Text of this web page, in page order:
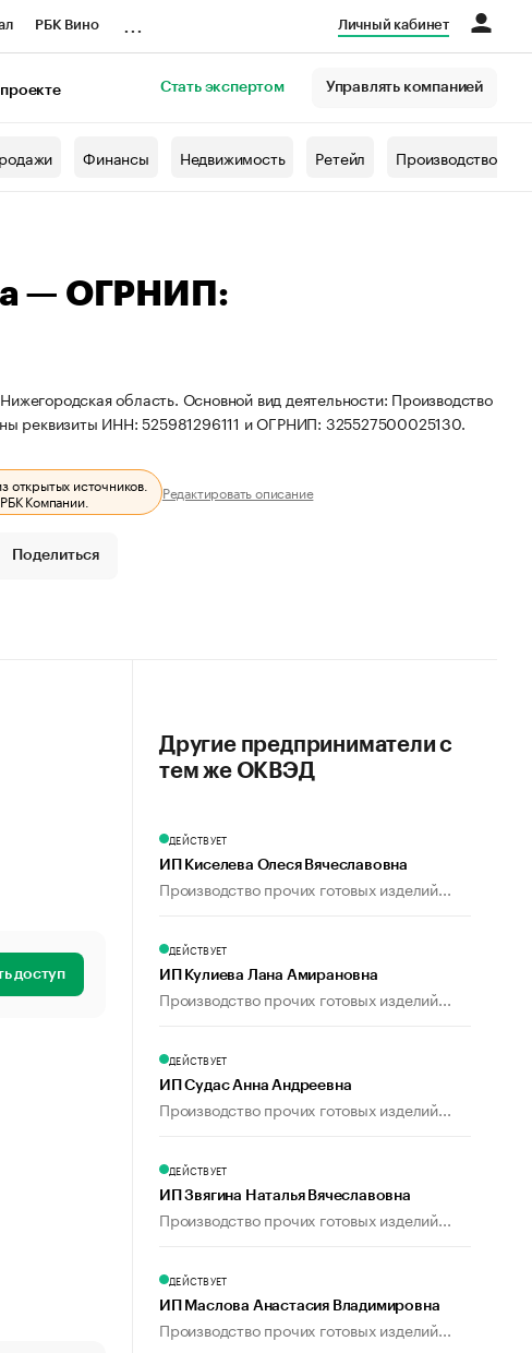
РБК Вино Личный кабинет
Стать экспертом Управлять компанией
Финансы Недвижимость Ретейл Производство
— ОГРНИП:
область. Основной вид деятельности: Производство
реквизиты ИНН: 525981296111 и ОГРНИП: 325527500025130.
открытых источников.
Компании. Редактировать описание
Поделиться
доступ
Другие предприниматели с
тем же ОКВЭД
ДЕЙСТВУЕТ
ИП Киселева Олеся Вячеславовна
Производство прочих готовых изделий...
ДЕЙСТВУЕТ
ИП Кулиева Лана Амирановна
Производство прочих готовых изделий...
ДЕЙСТВУЕТ
ИП Судас Анна Андреевна
Производство прочих готовых изделий...
ДЕЙСТВУЕТ
ИП Звягина Наталья Вячеславовна
Производство прочих готовых изделий...
ДЕЙСТВУЕТ
ИП Маслова Анастасия Владимировна
Производство прочих готовых изделий...